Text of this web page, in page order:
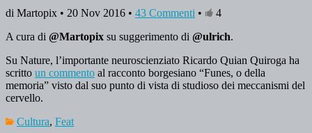
di Martopix • 20 Nov 2016 • 43 Commenti •
4
A cura di @Martopix su suggerimento di @ulrich.
Su Nature, l’importante neuroscienziato Ricardo Quian Quiroga ha
scritto un commento al racconto borgesiano “Funes, o della
memoria” visto dal suo punto di vista di studioso dei meccanismi del
cervello.
Cultura, Feat